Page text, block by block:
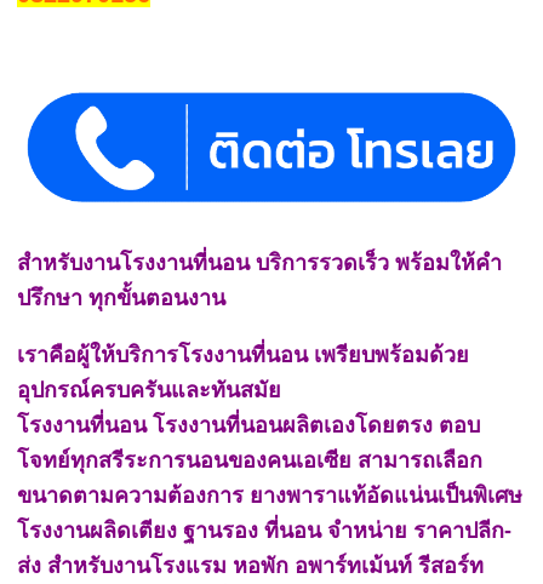
สำหรับงานโรงงานที่นอน บริการรวดเร็ว พร้อมให้คำ
ปรึกษา ทุกขั้นตอนงาน
เราคือผู้ให้บริการโรงงานที่นอน เพรียบพร้อมด้วย
อุปกรณ์ครบครันและทันสมัย
โรงงานที่นอน โรงงานที่นอนผลิตเองโดยตรง ตอบ
โจทย์ทุกสรีระการนอนของคนเอเซีย สามารถเลือก
ขนาดตามความต้องการ ยางพาราแท้อัดแน่นเป็นพิเศษ
โรงงานผลิดเตียง ฐานรอง ที่นอน จำหน่าย ราคาปลีก-
ส่ง สำหรับงานโรงแรม หอพัก อพาร์ทเม้นท์ รีสอร์ท